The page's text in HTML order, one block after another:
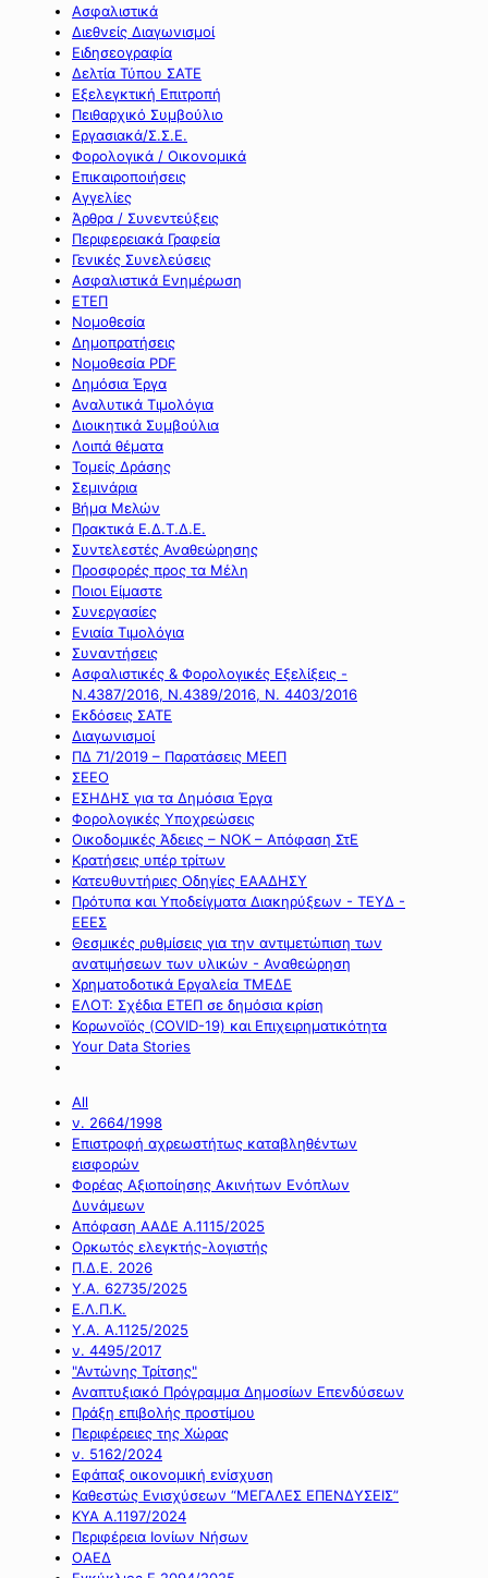
Ασφαλιστικά
Διεθνείς Διαγωνισμοί
Ειδησεογραφία
Δελτία Τύπου ΣΑΤΕ
Εξελεγκτική Επιτροπή
Πειθαρχικό Συμβούλιο
Εργασιακά/Σ.Σ.Ε.
Φορολογικά / Οικονομικά
Επικαιροποιήσεις
Αγγελίες
Άρθρα / Συνεντεύξεις
Περιφερειακά Γραφεία
Γενικές Συνελεύσεις
Ασφαλιστικά Ενημέρωση
ΕΤΕΠ
Νομοθεσία
Δημοπρατήσεις
Νομοθεσία PDF
Δημόσια Έργα
Αναλυτικά Τιμολόγια
Διοικητικά Συμβούλια
Λοιπά θέματα
Τομείς Δράσης
Σεμινάρια
Βήμα Μελών
Πρακτικά Ε.Δ.Τ.Δ.Ε.
Συντελεστές Αναθεώρησης
Προσφορές προς τα Μέλη
Ποιοι Είμαστε
Συνεργασίες
Ενιαία Τιμολόγια
Συναντήσεις
Ασφαλιστικές & Φορολογικές Εξελίξεις -
Ν.4387/2016, Ν.4389/2016, Ν. 4403/2016
Εκδόσεις ΣΑΤΕ
Διαγωνισμοί
ΠΔ 71/2019 – Παρατάσεις ΜΕΕΠ
ΣΕΕΟ
ΕΣΗΔΗΣ για τα Δημόσια Έργα
Φορολογικές Υποχρεώσεις
Οικοδομικές Άδειες – ΝΟΚ – Απόφαση ΣτΕ
Κρατήσεις υπέρ τρίτων
Κατευθυντήριες Οδηγίες ΕΑΑΔΗΣΥ
Πρότυπα και Υποδείγματα Διακηρύξεων - ΤΕΥΔ -
ΕΕΕΣ
Θεσμικές ρυθμίσεις για την αντιμετώπιση των
ανατιμήσεων των υλικών - Αναθεώρηση
Χρηματοδοτικά Εργαλεία ΤΜΕΔΕ
ΕΛΟΤ: Σχέδια ΕΤΕΠ σε δημόσια κρίση
Κορωνοϊός (COVID-19) και Επιχειρηματικότητα
Your Data Stories
All
ν. 2664/1998
Επιστροφή αχρεωστήτως καταβληθέντων
εισφορών
Φορέας Αξιοποίησης Ακινήτων Ενόπλων
Δυνάμεων
Απόφαση ΑΑΔΕ Α.1115/2025
Ορκωτός ελεγκτής-λογιστής
Π.Δ.Ε. 2026
Υ.Α. 62735/2025
Ε.Λ.Π.Κ.
Υ.Α. Α.1125/2025
ν. 4495/2017
"Αντώνης Τρίτσης"
Αναπτυξιακό Πρόγραμμα Δημοσίων Επενδύσεων
Πράξη επιβολής προστίμου
Περιφέρειες της Χώρας
ν. 5162/2024
Εφάπαξ οικονομική ενίσχυση
Καθεστώς Ενισχύσεων “ΜΕΓΑΛΕΣ ΕΠΕΝΔΥΣΕΙΣ”
ΚΥΑ Α.1197/2024
Περιφέρεια Ιονίων Νήσων
ΟΑΕΔ